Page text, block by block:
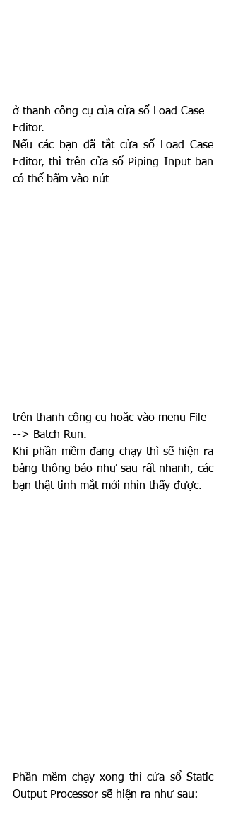
ở thanh công cụ của cửa sổ Load Case
Editor.
Nếu các bạn đã tắt cửa sổ Load Case
Editor, thì trên cửa sổ Piping Input bạn
có thể bấm vào nút
trên thanh công cụ hoặc vào menu File
--> Batch Run.
Khi phần mềm đang chạy thì sẽ hiện ra
bảng thông báo như sau rất nhanh, các
bạn thật tinh mắt mới nhìn thấy được.
Phần mềm chạy xong thì cửa sổ Static
Output Processor sẽ hiện ra như sau: